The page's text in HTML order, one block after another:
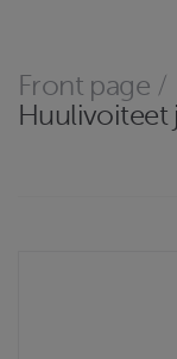
Front page /
Huulivoiteet